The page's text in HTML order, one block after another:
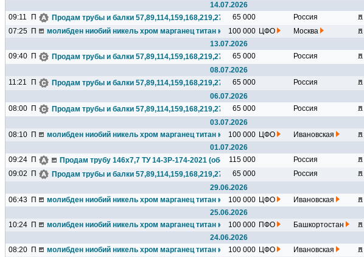
14.07.2026
09:11
П Продам трубы и балки 57,89,114,159,168,219,273,325,377,426...
65 000 Россия
07:25 П молибден ниобий никель хром марганец титан кремний чугун цинк...
100 000 ЦФО Москва
13.07.2026
09:40 П Продам трубы и балки 57,89,114,159,168,219,273,325,377,426...
65 000 Россия
08.07.2026
11:21
П Продам трубы и балки 57,89,114,159,168,219,273,325,377,426...
65 000 Россия
06.07.2026
08:00 П Продам трубы и балки 57,89,114,159,168,219,273,325,377,426...
65 000 Россия
03.07.2026
08:10 П молибден ниобий никель хром марганец титан кремний чугун цинк...
100 000 ЦФО Ивановская
01.07.2026
09:24 П Продам трубу 146х7,7 ТУ 14-3Р-174-2021 (обсадная), бесшовная...
115 000 Россия
09:02
П Продам трубы и балки 57,89,114,159,168,219,273,325,377,426...
65 000 Россия
29.06.2026
06:43 П молибден ниобий никель хром марганец титан кремний чугун цинк...
100 000 ЦФО Ивановская
25.06.2026
10:24 П молибден ниобий никель хром марганец титан кремний чугун цинк...
100 000 ПФО Башкортостан
24.06.2026
08:20 П молибден ниобий никель хром марганец титан кремний чугун цинк...
100 000 ЦФО Ивановская